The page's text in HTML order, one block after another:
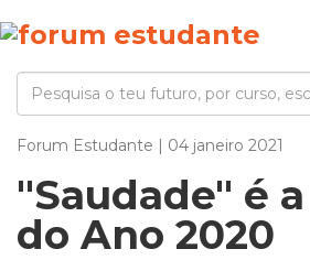
Forum Estudante | 04 janeiro 2021
"Saudade" é
do Ano 2020